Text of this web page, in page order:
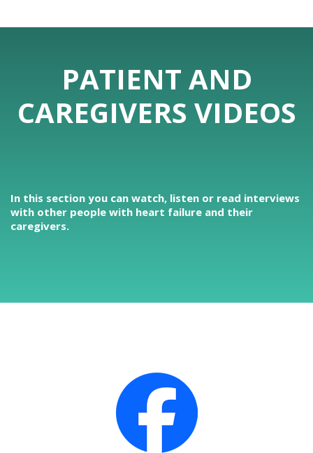
PATIENT AND
CAREGIVERS VIDEOS
In this section you can watch, listen or read interviews
with other people with heart failure and their
caregivers.